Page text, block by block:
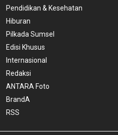
Pendidikan & Kesehatan
Hiburan
Pilkada Sumsel
Edisi Khusus
Internasional
Redaksi
ANTARA Foto
BrandA
RSS